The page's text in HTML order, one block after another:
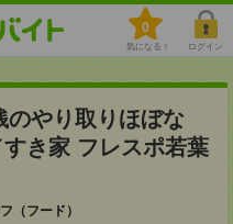
0
気になる！ ログイン
のやり取りほぼな
き家 フレスポ若葉
（フード）